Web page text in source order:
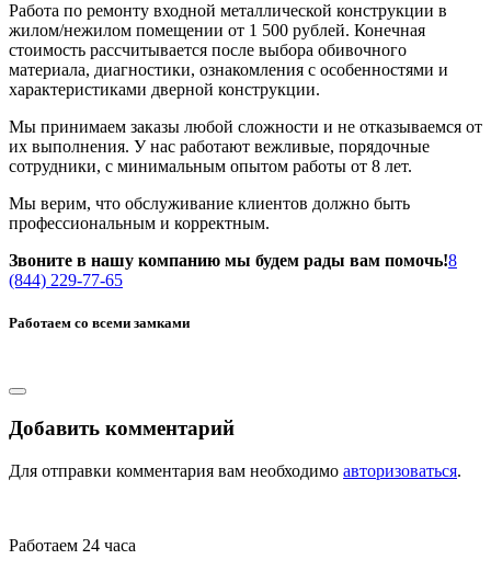
Работа по ремонту входной металлической конструкции в
жилом/нежилом помещении от 1 500 рублей. Конечная
стоимость рассчитывается после выбора обивочного
материала, диагностики, ознакомления с особенностями и
характеристиками дверной конструкции.
Мы принимаем заказы любой сложности и не отказываемся от
их выполнения. У нас работают вежливые, порядочные
сотрудники, с минимальным опытом работы от 8 лет.
Мы верим, что обслуживание клиентов должно быть
профессиональным и корректным.
Звоните в нашу компанию мы будем рады вам помочь!8
(844) 229-77-65
Работаем со всеми замками
Добавить комментарий
Для отправки комментария вам необходимо авторизоваться.
Работаем 24 часа